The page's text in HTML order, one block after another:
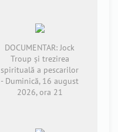
DOCUMENTAR: Jock
Troup și trezirea
spirituală a pescarilor
- Duminică, 16 august
2026, ora 21